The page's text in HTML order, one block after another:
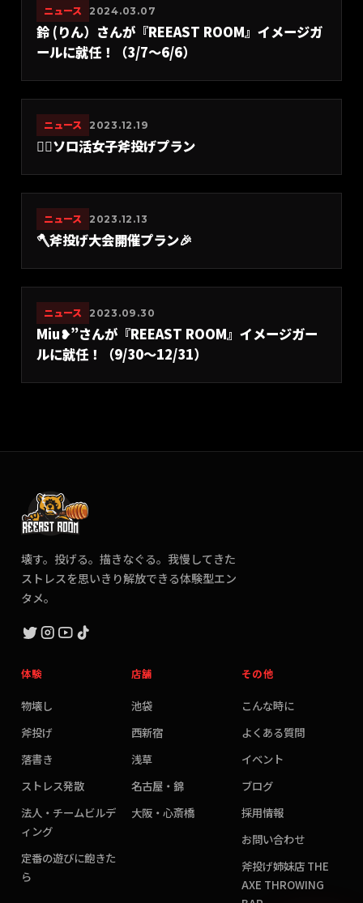
ニュース 2024.03.07
鈴 (りん）さんが『REEAST ROOM』イメージガ
ールに就任！（3/7〜6/6）
ニュース 2023.12.19
🙍‍♀️ソロ活女子斧投げプラン
ニュース 2023.12.13
🪓斧投げ大会開催プラン🎉
ニュース 2023.09.30
Miu❥”さんが『REEAST ROOM』イメージガー
ルに就任！（9/30〜12/31）
壊す。投げる。描きなぐる。我慢してきた
ストレスを思いきり解放できる体験型エン
タメ。
体験
物壊し
斧投げ
落書き
ストレス発散
法人・チームビルデ
ィング
定番の遊びに飽きた
ら
店舗
池袋
西新宿
浅草
名古屋・錦
大阪・心斎橋
その他
こんな時に
よくある質問
イベント
ブログ
採用情報
お問い合わせ
斧投げ姉妹店 THE
AXE THROWING